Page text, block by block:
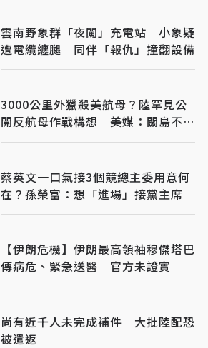
雲南野象群「夜闖」充電站 小象疑
遭電纜纏腿 同伴「報仇」撞翻設備
3000公里外獵殺美航母？陸罕見公
開反航母作戰構想 美媒：關島不再
安全
蔡英文一口氣接3個競總主委用意何
在？孫榮富：想「進場」接黨主席
【伊朗危機】伊朗最高領袖穆傑塔巴
傳病危、緊急送醫 官方未證實
尚有近千人未完成補件 大批陸配恐
被遣返